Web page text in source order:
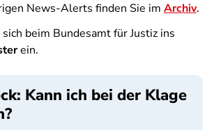
News-Alerts finden Sie im Archiv.
beim Bundesamt für Justiz ins
ein.
Kann ich bei der Klage